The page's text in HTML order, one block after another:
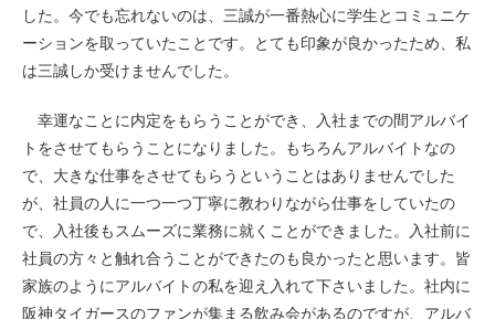
した。今でも忘れないのは、三誠が一番熱心に学生とコミュニケ
ーションを取っていたことです。とても印象が良かったため、私
は三誠しか受けませんでした。
幸運なことに内定をもらうことができ、入社までの間アルバイ
トをさせてもらうことになりました。もちろんアルバイトなの
で、大きな仕事をさせてもらうということはありませんでした
が、社員の人に一つ一つ丁寧に教わりながら仕事をしていたの
で、入社後もスムーズに業務に就くことができました。入社前に
社員の方々と触れ合うことができたのも良かったと思います。皆
家族のようにアルバイトの私を迎え入れて下さいました。社内に
阪神タイガースのファンが集まる飲み会があるのですが、アルバ